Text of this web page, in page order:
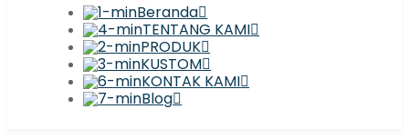
Beranda
TENTANG KAMI
PRODUK
KUSTOM
KONTAK KAMI
Blog